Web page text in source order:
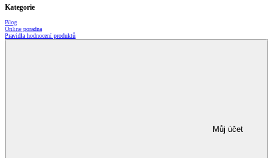
Kategorie
Blog
Online poradna
Pravidla hodnocení produktů
Můj účet